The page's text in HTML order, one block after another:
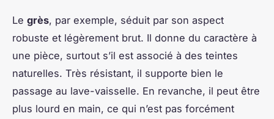
Le grès, par exemple, séduit par son aspect
robuste et légèrement brut. Il donne du caractère à
une pièce, surtout s’il est associé à des teintes
naturelles. Très résistant, il supporte bien le
passage au lave-vaisselle. En revanche, il peut être
plus lourd en main, ce qui n’est pas forcément